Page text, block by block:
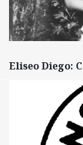
Eliseo Diego: